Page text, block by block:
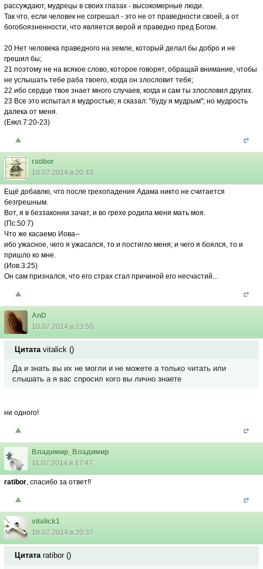
рассуждают, мудрецы в своих глазах - высокомерные люди.
Так что, если человек не согрешал - это не от праведности своей, а от
богобоязненности, что является верой и праведно пред Богом.
20 Нет человека праведного на земле, который делал бы добро и не
грешил бы;
21 поэтому не на всякое слово, которое говорят, обращай внимание, чтобы
не услышать тебе раба твоего, когда он злословит тебя;
22 ибо сердце твое знает много случаев, когда и сам ты злословил других.
23 Все это испытал я мудростью; я сказал: "буду я мудрым"; но мудрость
далека от меня.
(Еккл.7:20-23)
ratibor
10.07.2014 в 20:43
Ещё добавлю, что после грехопадения Адама никто не считается
безгрешным.
Вот, я в беззаконии зачат, и во грехе родила меня мать моя.
(Пс.50:7)
Что же касаемо Иова--
ибо ужасное, чего я ужасался, то и постигло меня; и чего я боялся, то и
пришло ко мне.
(Иов.3:25)
Он сам признался, что его страх стал причиной его несчастий...
AnD
10.07.2014 в 23:50
Цитата vitalick ()
Да и знать вы их не могли и не можете а только читать или
слышать а я вас спросил кого вы лично знаете
ни одного!
Владимир_Владимир
11.07.2014 в 17:47
ratibor, спасибо за ответ!!
vitalick1
18.07.2014 в 20:37
Цитата ratibor()